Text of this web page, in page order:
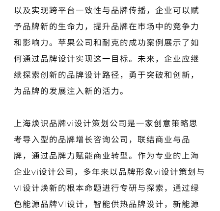
以及实现跨平台一致性与品牌传播，企业可以赋
予品牌新的生命力，提升品牌在市场中的竞争力
和影响力。苹果公司和耐克的成功案例展示了如
何通过品牌设计实现这一目标。未来，企业应继
续探索创新的品牌设计路径，勇于突破和创新，
为品牌的发展注入新的活力。
上海焕识品牌vi设计策划公司 是一家创意策略思
考导入型的品牌增长咨询公司，联结商业与品
牌，通过品牌力赋能商业转型。作为专业的上海
企业vi设计公司，多年来以品牌形象vi设计策划与
VI设计焕新的根本命题进行专研与探索，通过绿
色能源品牌VI设计，智能供热品牌设计，新能源